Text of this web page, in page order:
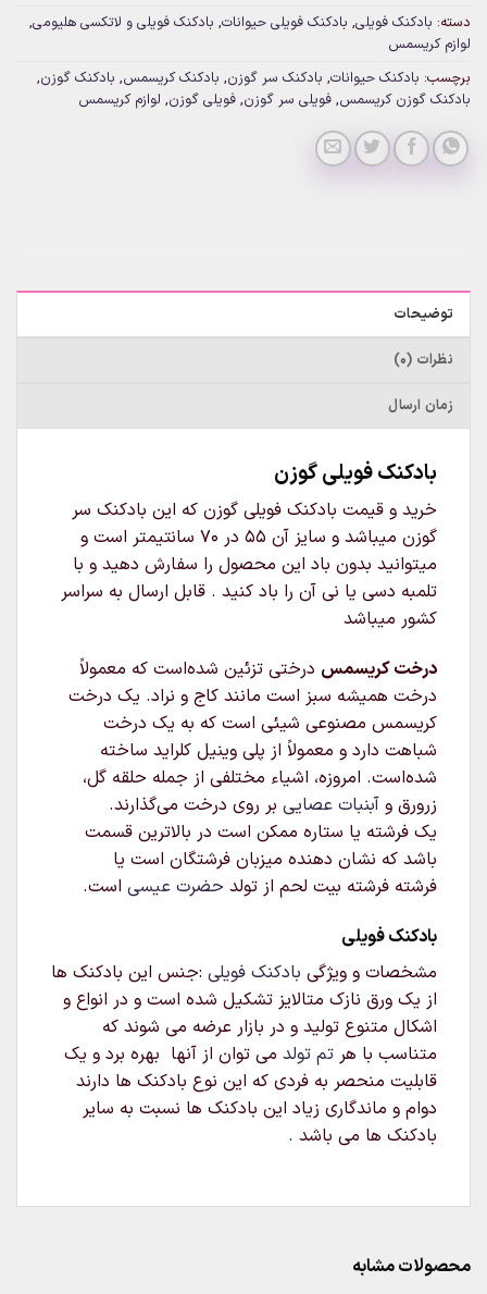
دسته: بادکنک فویلی, بادکنک فویلی حیوانات, بادکنک فویلی و لاتکسی هلیومی,
لوازم کریسمس
برچسب: بادکنک حیوانات, بادکنک سر گوزن, بادکنک کریسمس, بادکنک گوزن,
بادکنک گوزن کریسمس, فویلی سر گوزن, فویلی گوزن, لوازم کریسمس
توضیحات
نظرات (0)
زمان ارسال
بادکنک فویلی گوزن
خرید و قیمت بادکنک فویلی گوزن که این بادکنک سر
گوزن میباشد و سایز آن 55 در 70 سانتیمتر است و
میتوانید بدون باد این محصول را سفارش دهید و با
تلمبه دسی یا نی آن را باد کنید . قابل ارسال به سراسر
کشور میباشد
درخت کریسمس درختی تزئین شده‌است که معمولاً
درخت همیشه سبز است مانند کاج و نراد. یک درخت
کریسمس مصنوعی شیئی است که به یک درخت
شباهت دارد و معمولاً از پلی وینیل کلراید ساخته
شده‌است. امروزه، اشیاء مختلفی از جمله حلقه گل،
زرورق و آبنبات عصایی بر روی درخت می‌گذارند.
یک فرشته یا ستاره ممکن است در بالاترین قسمت
باشد که نشان دهنده میزبان فرشتگان است یا
فرشته فرشته بیت لحم از تولد حضرت عیسی است.
بادکنک فویلی
مشخصات و ویژگی بادکنک فویلی :جنس این بادکنک ها
از یک ورق نازک متالایز تشکیل شده است و در انواع و
اشکال متنوع تولید و در بازار عرضه می شوند که
متناسب با هر تم تولد می توان از آنها بهره برد و یک
قابلیت منحصر به فردی که این نوع بادکنک ها دارند
دوام و ماندگاری زیاد این بادکنک ها نسبت به سایر
بادکنک ها می باشد .
محصولات مشابه